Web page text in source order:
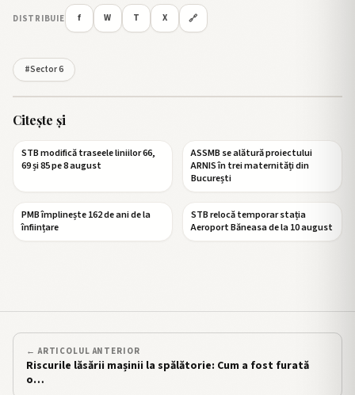
DISTRIBUIE f W T X 🔗
#Sector 6
Citește și
STB modifică traseele liniilor 66,
69 și 85 pe 8 august
ASSMB se alătură proiectului
ARNIS în trei maternități din
București
PMB împlinește 162 de ani de la
înființare
STB relocă temporar stația
Aeroport Băneasa de la 10 august
← ARTICOLUL ANTERIOR
Riscurile lăsării mașinii la spălătorie: Cum a fost furată
o…